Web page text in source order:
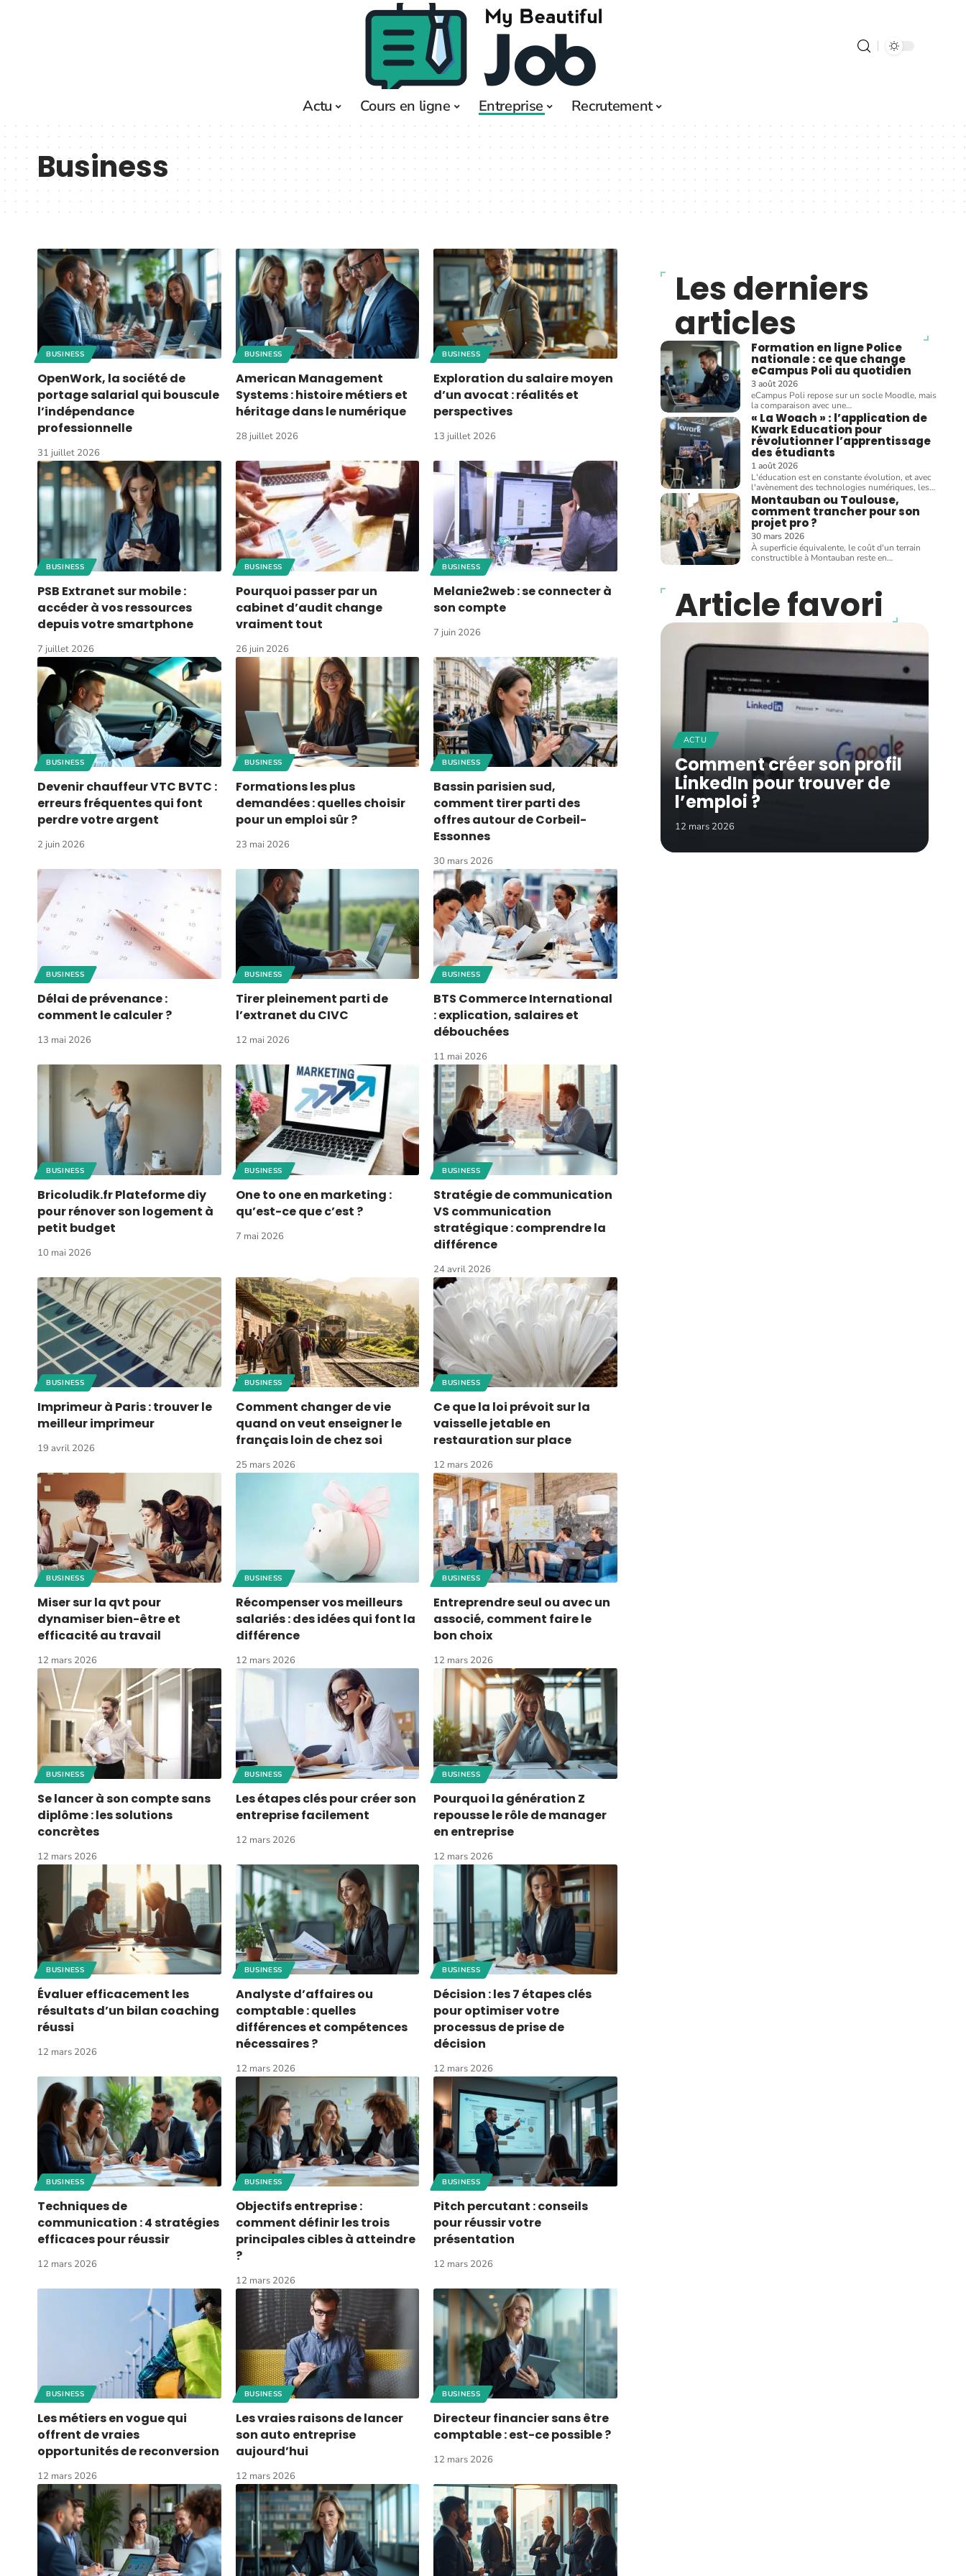
Actu Cours en ligne Entreprise Recrutement
Business
BUSINESS
OpenWork, la société de
portage salarial qui bouscule
l’indépendance
professionnelle
31 juillet 2026
BUSINESS
American Management
Systems : histoire métiers et
héritage dans le numérique
28 juillet 2026
BUSINESS
Exploration du salaire moyen
d’un avocat : réalités et
perspectives
13 juillet 2026
BUSINESS
PSB Extranet sur mobile :
accéder à vos ressources
depuis votre smartphone
7 juillet 2026
BUSINESS
Pourquoi passer par un
cabinet d’audit change
vraiment tout
26 juin 2026
BUSINESS
Melanie2web : se connecter à
son compte
7 juin 2026
BUSINESS
Devenir chauffeur VTC BVTC :
erreurs fréquentes qui font
perdre votre argent
2 juin 2026
BUSINESS
Formations les plus
demandées : quelles choisir
pour un emploi sûr ?
23 mai 2026
BUSINESS
Bassin parisien sud,
comment tirer parti des
offres autour de Corbeil-
Essonnes
30 mars 2026
BUSINESS
Délai de prévenance :
comment le calculer ?
13 mai 2026
BUSINESS
Tirer pleinement parti de
l’extranet du CIVC
12 mai 2026
BUSINESS
BTS Commerce International
: explication, salaires et
débouchées
11 mai 2026
BUSINESS
Bricoludik.fr Plateforme diy
pour rénover son logement à
petit budget
10 mai 2026
BUSINESS
One to one en marketing :
qu’est-ce que c’est ?
7 mai 2026
BUSINESS
Stratégie de communication
VS communication
stratégique : comprendre la
différence
24 avril 2026
BUSINESS
Imprimeur à Paris : trouver le
meilleur imprimeur
19 avril 2026
BUSINESS
Comment changer de vie
quand on veut enseigner le
français loin de chez soi
25 mars 2026
BUSINESS
Ce que la loi prévoit sur la
vaisselle jetable en
restauration sur place
12 mars 2026
BUSINESS
Miser sur la qvt pour
dynamiser bien-être et
efficacité au travail
12 mars 2026
BUSINESS
Récompenser vos meilleurs
salariés : des idées qui font la
différence
12 mars 2026
BUSINESS
Entreprendre seul ou avec un
associé, comment faire le
bon choix
12 mars 2026
BUSINESS
Se lancer à son compte sans
diplôme : les solutions
concrètes
12 mars 2026
BUSINESS
Les étapes clés pour créer son
entreprise facilement
12 mars 2026
BUSINESS
Pourquoi la génération Z
repousse le rôle de manager
en entreprise
12 mars 2026
BUSINESS
Évaluer efficacement les
résultats d’un bilan coaching
réussi
12 mars 2026
BUSINESS
Analyste d’affaires ou
comptable : quelles
différences et compétences
nécessaires ?
12 mars 2026
BUSINESS
Décision : les 7 étapes clés
pour optimiser votre
processus de prise de
décision
12 mars 2026
BUSINESS
Techniques de
communication : 4 stratégies
efficaces pour réussir
12 mars 2026
BUSINESS
Objectifs entreprise :
comment définir les trois
principales cibles à atteindre
?
12 mars 2026
BUSINESS
Pitch percutant : conseils
pour réussir votre
présentation
12 mars 2026
BUSINESS
Les métiers en vogue qui
offrent de vraies
opportunités de reconversion
12 mars 2026
BUSINESS
Les vraies raisons de lancer
son auto entreprise
aujourd’hui
12 mars 2026
BUSINESS
Directeur financier sans être
comptable : est-ce possible ?
12 mars 2026
Les derniers
articles
Formation en ligne Police
nationale : ce que change
eCampus Poli au quotidien
3 août 2026
eCampus Poli repose sur un socle Moodle, mais
la comparaison avec une…
« La Woach » : l’application de
Kwark Education pour
révolutionner l’apprentissage
des étudiants
1 août 2026
L'éducation est en constante évolution, et avec
l'avènement des technologies numériques, les…
Montauban ou Toulouse,
comment trancher pour son
projet pro ?
30 mars 2026
À superficie équivalente, le coût d'un terrain
constructible à Montauban reste en…
Article favori
ACTU
Comment créer son profil
LinkedIn pour trouver de
l’emploi ?
12 mars 2026